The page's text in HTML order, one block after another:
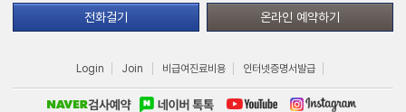
전화걸기 온라인 예약하기
Login Join 비급여진료비용 인터넷증명서발급